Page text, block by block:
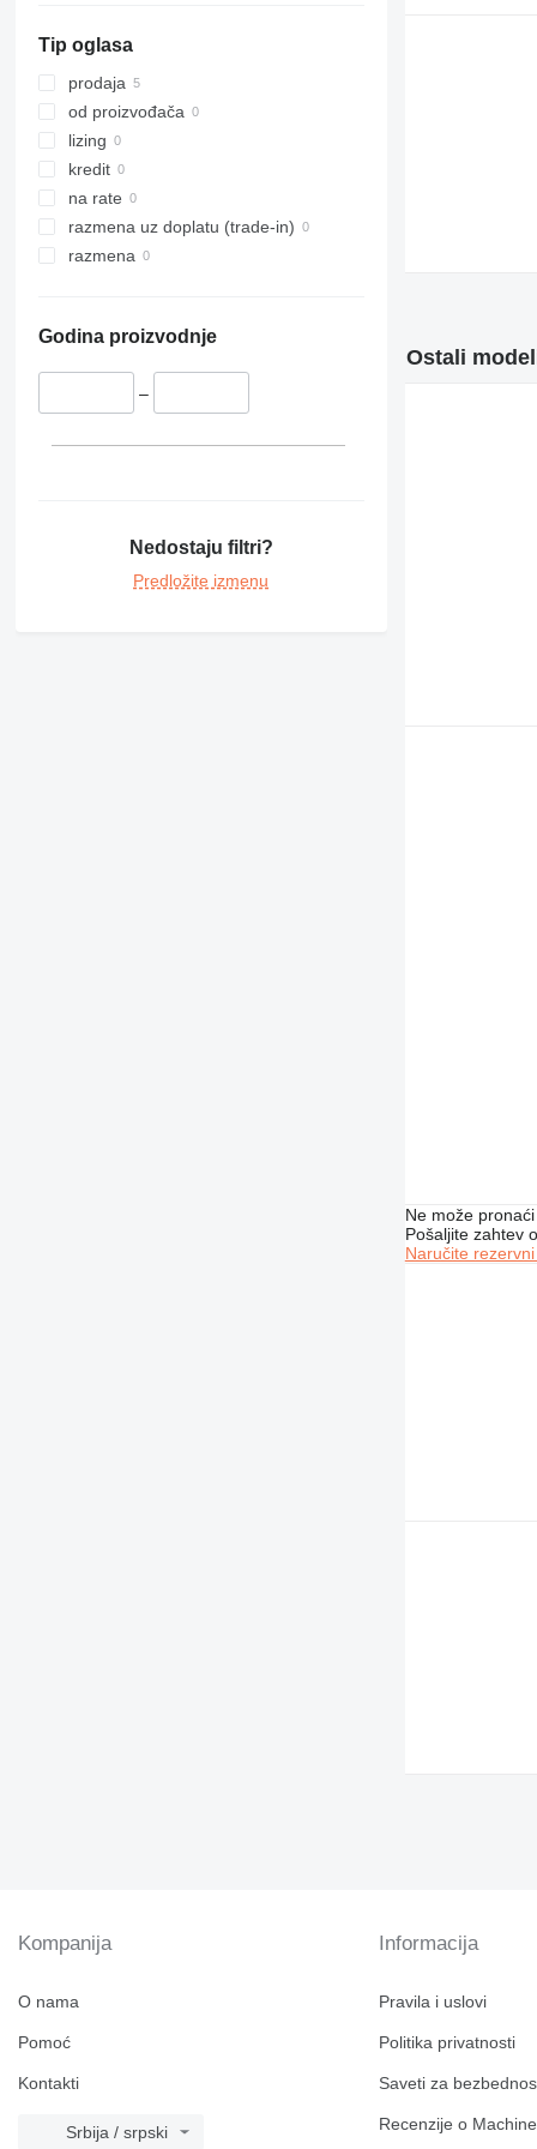
329
330
336
340
345
349
350
365
390
416
Tip oglasa
prodaja
od proizvođača
lizing
kredit
na rate
razmena uz doplatu (trade-in)
razmena
Godina proizvodnje
–
Nedostaju filtri?
Predložite izmenu
Ostali
Ne može
Pošaljite zahtev
Naručite
Kompanija
O nama
Pomoć
Kontakti
Srbija / srpski
Informacija
Pravila i uslovi
Politika privatnosti
Saveti za
Recenzije o